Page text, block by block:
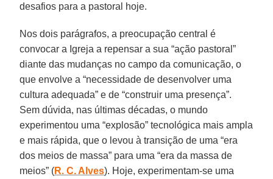
desafios para a pastoral hoje.
Nos dois parágrafos, a preocupação central é
convocar a Igreja a repensar a sua “ação pastoral”
diante das mudanças no campo da comunicação, o
que envolve a “necessidade de desenvolver uma
cultura adequada” e de “construir uma presença”.
Sem dúvida, nas últimas décadas, o mundo
experimentou uma “explosão” tecnológica mais ampla
e mais rápida, que o levou à transição de uma “era
dos meios de massa” para uma “era da massa de
meios” (R. C. Alves). Hoje, experimentam-se uma